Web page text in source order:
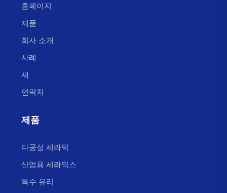
홈페이지
제품
회사 소개
사례
새
연락처
제품
다공성 세라믹
산업용 세라믹스
특수 유리